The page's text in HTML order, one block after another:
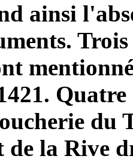
ainsi
Quatre
du
de la Rive